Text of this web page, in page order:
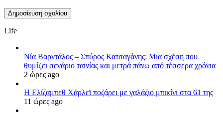
Life
Νία Βαρντάλος – Σπύρος Κατσαγάνης: Μια σχέση που
θυμίζει σενάριο ταινίας και μετρά πάνω από τέσσερα χρόνια
2 ώρες ago
Η Ελίζαμπεθ Χάρλεϊ ποζάρει με γαλάζιο μπικίνι στα 61 της
11 ώρες ago